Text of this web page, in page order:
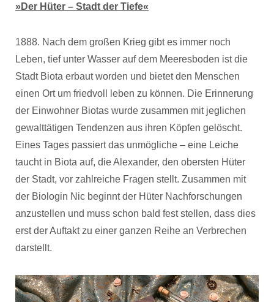
»Der Hüter – Stadt der Tiefe«
1888. Nach dem großen Krieg gibt es immer noch
Leben, tief unter Wasser auf dem Meeresboden ist die
Stadt Biota erbaut worden und bietet den Menschen
einen Ort um friedvoll leben zu können. Die Erinnerung
der Einwohner Biotas wurde zusammen mit jeglichen
gewalttätigen Tendenzen aus ihren Köpfen gelöscht.
Eines Tages passiert das unmögliche – eine Leiche
taucht in Biota auf, die Alexander, den obersten Hüter
der Stadt, vor zahlreiche Fragen stellt. Zusammen mit
der Biologin Nic beginnt der Hüter Nachforschungen
anzustellen und muss schon bald fest stellen, dass dies
erst der Auftakt zu einer ganzen Reihe an Verbrechen
darstellt.